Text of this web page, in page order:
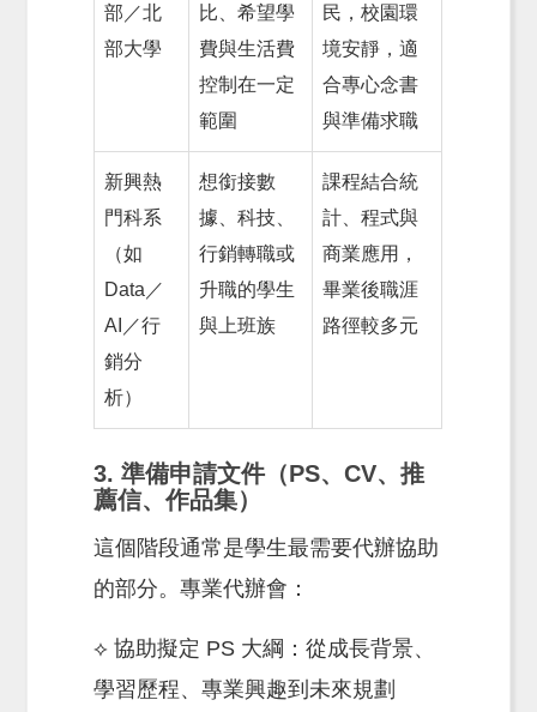
部／北
部大學
比、希望學
費與生活費
控制在一定
範圍
民，校園環
境安靜，適
合專心念書
與準備求職
新興熱
門科系
（如
Data／
AI／行
銷分
析）
想銜接數
據、科技、
行銷轉職或
升職的學生
與上班族
課程結合統
計、程式與
商業應用，
畢業後職涯
路徑較多元
3. 準備申請文件（PS、CV、推
薦信、作品集）
這個階段通常是學生最需要代辦協助
的部分。專業代辦會：
⟡ 協助擬定 PS 大綱：從成長背景、
學習歷程、專業興趣到未來規劃